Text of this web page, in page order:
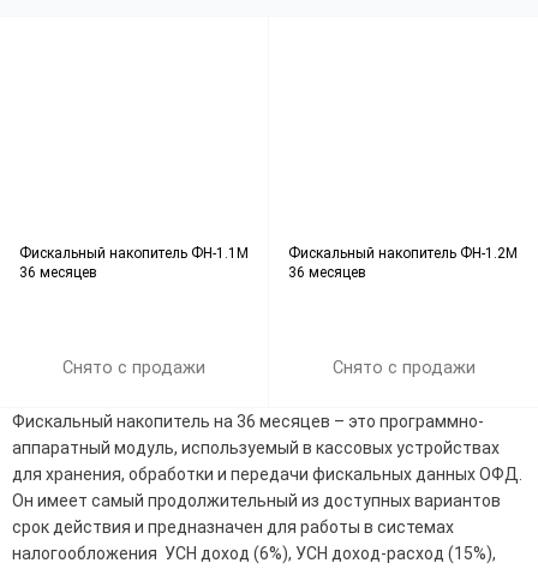
Фискальный накопитель ФН-1.1М
36 месяцев
Снято с продажи
Фискальный накопитель ФН-1.2М
36 месяцев
Снято с продажи
Фискальный накопитель на 36 месяцев – это программно-
аппаратный модуль, используемый в кассовых устройствах
для хранения, обработки и передачи фискальных данных ОФД.
Он имеет самый продолжительный из доступных вариантов
срок действия и предназначен для работы в системах
налогообложения УСН доход (6%), УСН доход-расход (15%),